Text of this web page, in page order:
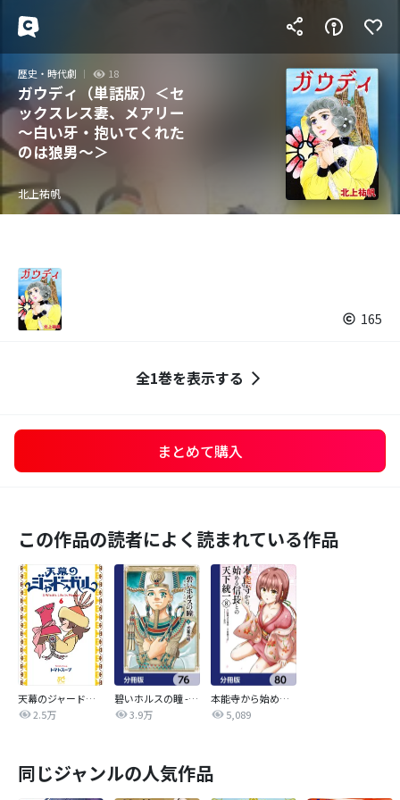
歴史・時代劇 18
ガウディ（単話版）＜セ
ックスレス妻、メアリー
～白い牙・抱いてくれた
のは狼男～＞
北上祐帆
165
全1巻を表示する
まとめて購入
この作品の読者によく読まれている作品
天幕のジャードゥーガル
2.5万
碧いホルスの瞳 -男装の女王の物語-【分冊版】
3.9万
本能寺から始める信長との天下統一【分冊版】
5,089
同じジャンルの人気作品